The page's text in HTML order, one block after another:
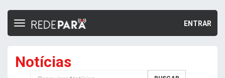
ENTRAR
Toggle
Notícias